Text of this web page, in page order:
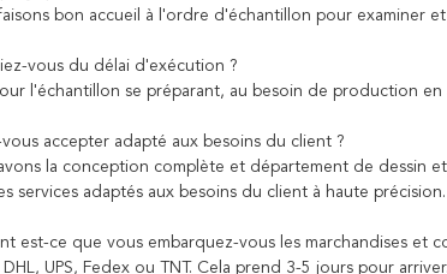
bon accueil à l'ordre d'échantillon pour examiner
vous du délai d'exécution ?
l'échantillon se préparant, au besoin de production
accepter adapté aux besoins du client ?
la conception complète et département de dessin
services adaptés aux besoins du client à haute précision.
est-ce que vous embarquez-vous les marchandises et
DHL, UPS, Fedex ou TNT. Cela prend 3-5 jours pour